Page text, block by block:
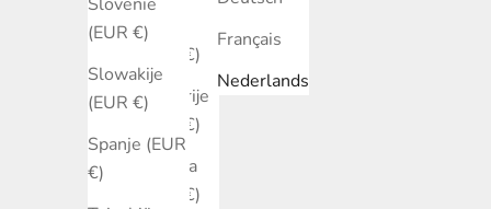
(EUR €)
Slowakije
(EUR €)
Spanje (EUR
€)
België
(EUR €)
Bulgarije
(EUR €)
Canada
(EUR €)
Français
Nederlands